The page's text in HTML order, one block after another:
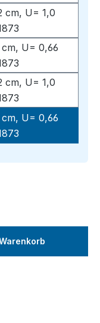
cm, U= 1,0
U= 0,66
cm, U= 1,0
U= 0,66